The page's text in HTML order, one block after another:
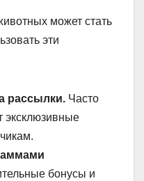
может стать
эти
рассылки. Часто
эксклюзивные
бонусы и